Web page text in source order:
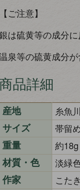
【ご注意】
は硫黄等の成分
泉等の硫黄成分
品詳細
産地 糸魚
サイズ 帯留
重量 約18g
材質・色 淡緑
作家 こた